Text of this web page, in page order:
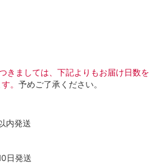
きましては、下記よりもお届け日数を
。 予めご了承ください。
内発送
日発送